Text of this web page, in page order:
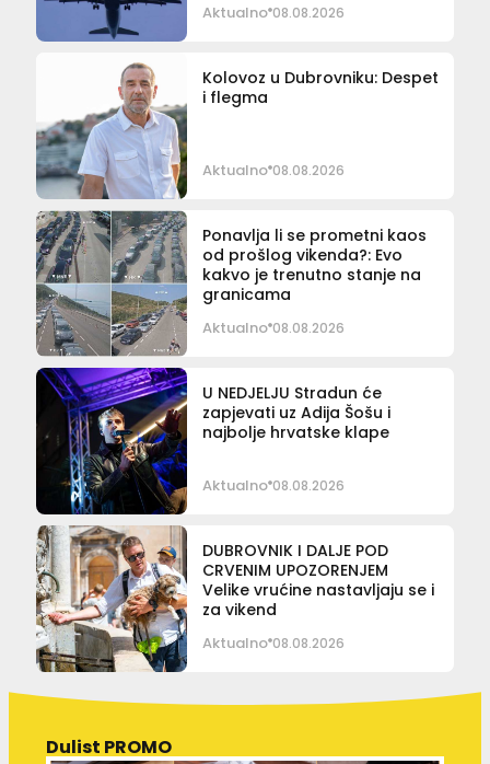
Aktualno 08.08.2026
Kolovoz u Dubrovniku: Despet
i flegma
Aktualno 08.08.2026
Ponavlja li se prometni kaos
od prošlog vikenda?: Evo
kakvo je trenutno stanje na
granicama
Aktualno 08.08.2026
U NEDJELJU Stradun će
zapjevati uz Adija Šošu i
najbolje hrvatske klape
Aktualno 08.08.2026
DUBROVNIK I DALJE POD
CRVENIM UPOZORENJEM
Velike vrućine nastavljaju se i
za vikend
Aktualno 08.08.2026
Dulist PROMO